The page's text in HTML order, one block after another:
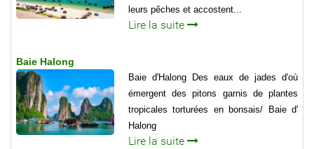
leurs pêches et accostent...
Lire la suite
Baie Halong
Baie d'Halong Des eaux de jades d'où
émergent des pitons garnis de plantes
tropicales torturées en bonsais/ Baie d'
Halong
Lire la suite